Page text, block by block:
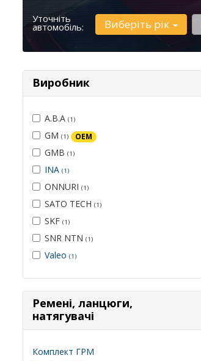
Уточніть
автомобіль: Виберіть рік
Виробник
A.B.A (1)
GM (1) OEM
GMB (1)
INA (1)
ONNURI (1)
SATO TECH (1)
SKF (1)
SNR NTN (1)
Valeo (1)
Ремені, ланцюги,
натягувачі
Комплект ГРМ